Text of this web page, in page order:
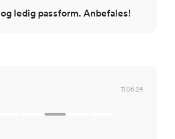
ledig passform. Anbefales!
11.06.24